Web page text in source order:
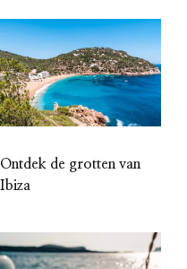
Ontdek de grotten van
Ibiza